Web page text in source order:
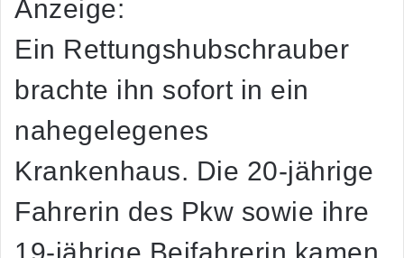
Anzeige:
Ein Rettungshubschrauber
brachte ihn sofort in ein
nahegelegenes
Krankenhaus. Die 20-jährige
Fahrerin des Pkw sowie ihre